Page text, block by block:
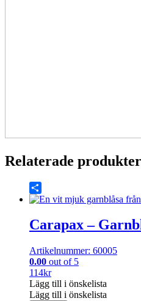
Relaterade produkter
Share
Carapax –
Artikelnummer: 60005
0.00 out of 5
114kr
Lägg till i önskelista
Lägg till i önskelista